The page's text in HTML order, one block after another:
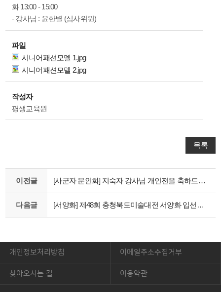
화 13:00 - 15:00
- 강사님 : 윤한별 (심사위원)
파일
시니어패션모델 1.jpg
시니어패션모델 2.jpg
작성자
평생교육원
목록
이전글 [사군자 문인화] 지숙자 강사님 개인전을 축하드립니다.
다음글 [서양화] 제48회 충청북도미술대전 서양화 입선을 축하드립니다~
개인정보처리방침 이메일주소수집거부
찾아오시는 길 이용약관